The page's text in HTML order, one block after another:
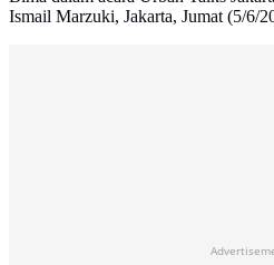
Ismail Marzuki, Jakarta, Jumat (5/6/